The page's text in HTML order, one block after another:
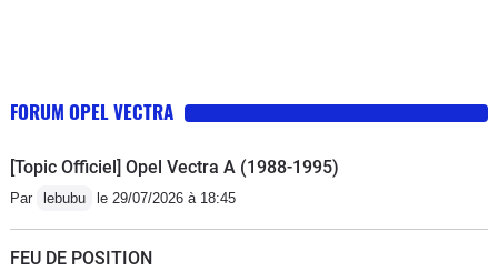
FORUM OPEL VECTRA
[Topic Officiel] Opel Vectra A (1988-1995)
Par lebubu le 29/07/2026 à 18:45
FEU DE POSITION